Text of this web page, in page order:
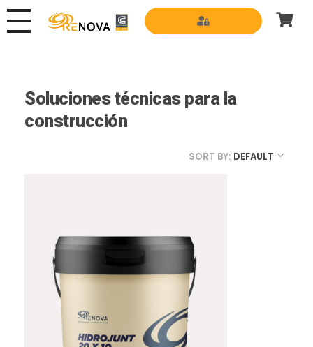
Soluciones técnicas para la
construcción
SORT BY: DEFAULT